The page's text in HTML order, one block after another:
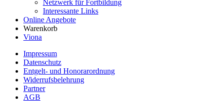
Netzwerk für Fortbildung
Interessante Links
Online Angebote
Warenkorb
Viona
Impressum
Datenschutz
Entgelt- und Honorarordnung
Widerrufsbelehrung
Partner
AGB